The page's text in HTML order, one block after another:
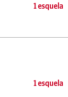
1 esquela
1 esquela